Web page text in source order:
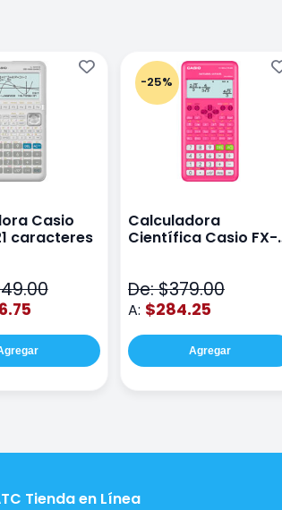
Casio
caracteres
-25%
Calculadora
Científica Casio FX-
De: $379.00
A: $284.25
Agregar
Tienda en Línea